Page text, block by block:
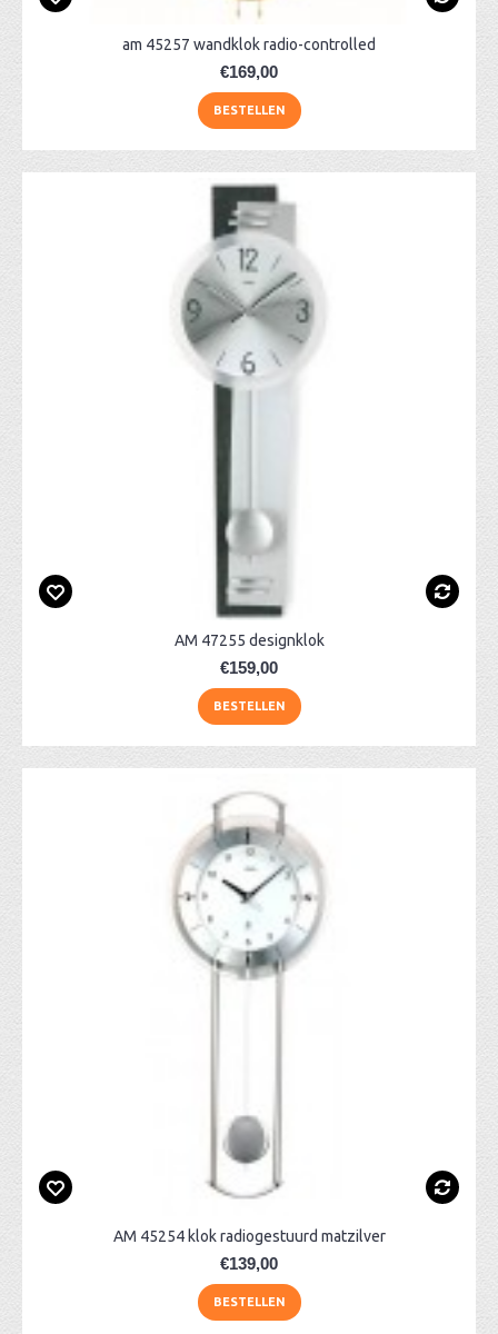
am 45257 wandklok radio-controlled
€169,00
BESTELLEN
AM 47255 designklok
€159,00
BESTELLEN
AM 45254 klok radiogestuurd matzilver
€139,00
BESTELLEN